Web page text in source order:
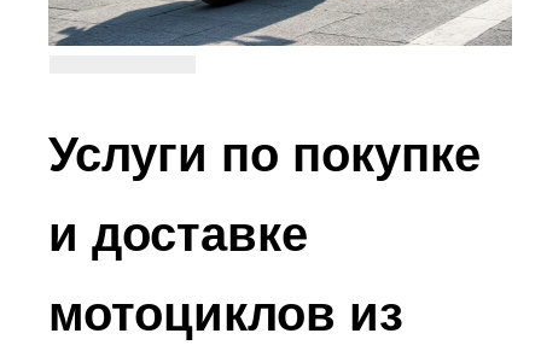
Услуги по покупке
и доставке
мотоциклов из